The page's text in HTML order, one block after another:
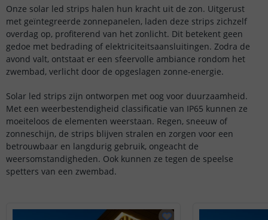
Onze solar led strips halen hun kracht uit de zon. Uitgerust
met geïntegreerde zonnepanelen, laden deze strips zichzelf
overdag op, profiterend van het zonlicht. Dit betekent geen
gedoe met bedrading of elektriciteitsaansluitingen. Zodra de
avond valt, ontstaat er een sfeervolle ambiance rondom het
zwembad, verlicht door de opgeslagen zonne-energie.
Solar led strips zijn ontworpen met oog voor duurzaamheid.
Met een weerbestendigheid classificatie van IP65 kunnen ze
moeiteloos de elementen weerstaan. Regen, sneeuw of
zonneschijn, de strips blijven stralen en zorgen voor een
betrouwbaar en langdurig gebruik, ongeacht de
weersomstandigheden. Ook kunnen ze tegen de speelse
spetters van een zwembad.